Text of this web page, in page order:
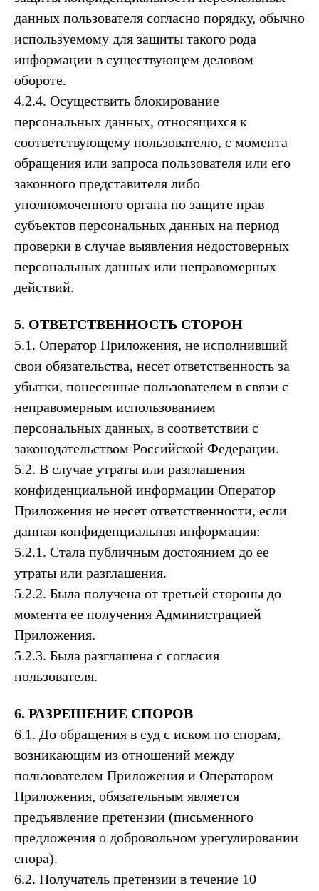
данных пользователя согласно порядку, обычно
используемому для защиты такого рода
информации в существующем деловом
обороте.
4.2.4. Осуществить блокирование
персональных данных, относящихся к
соответствующему пользователю, с момента
обращения или запроса пользователя или его
законного представителя либо
уполномоченного органа по защите прав
субъектов персональных данных на период
проверки в случае выявления недостоверных
персональных данных или неправомерных
действий.
5. ОТВЕТСТВЕННОСТЬ СТОРОН
5.1. Оператор Приложения, не исполнивший
свои обязательства, несет ответственность за
убытки, понесенные пользователем в связи с
неправомерным использованием
персональных данных, в соответствии с
законодательством Российской Федерации.
5.2. В случае утраты или разглашения
конфиденциальной информации Оператор
Приложения не несет ответственности, если
данная конфиденциальная информация:
5.2.1. Стала публичным достоянием до ее
утраты или разглашения.
5.2.2. Была получена от третьей стороны до
момента ее получения Администрацией
Приложения.
5.2.3. Была разглашена с согласия
пользователя.
6. РАЗРЕШЕНИЕ СПОРОВ
6.1. До обращения в суд с иском по спорам,
возникающим из отношений между
пользователем Приложения и Оператором
Приложения, обязательным является
предъявление претензии (письменного
предложения о добровольном урегулировании
спора).
6.2. Получатель претензии в течение 10